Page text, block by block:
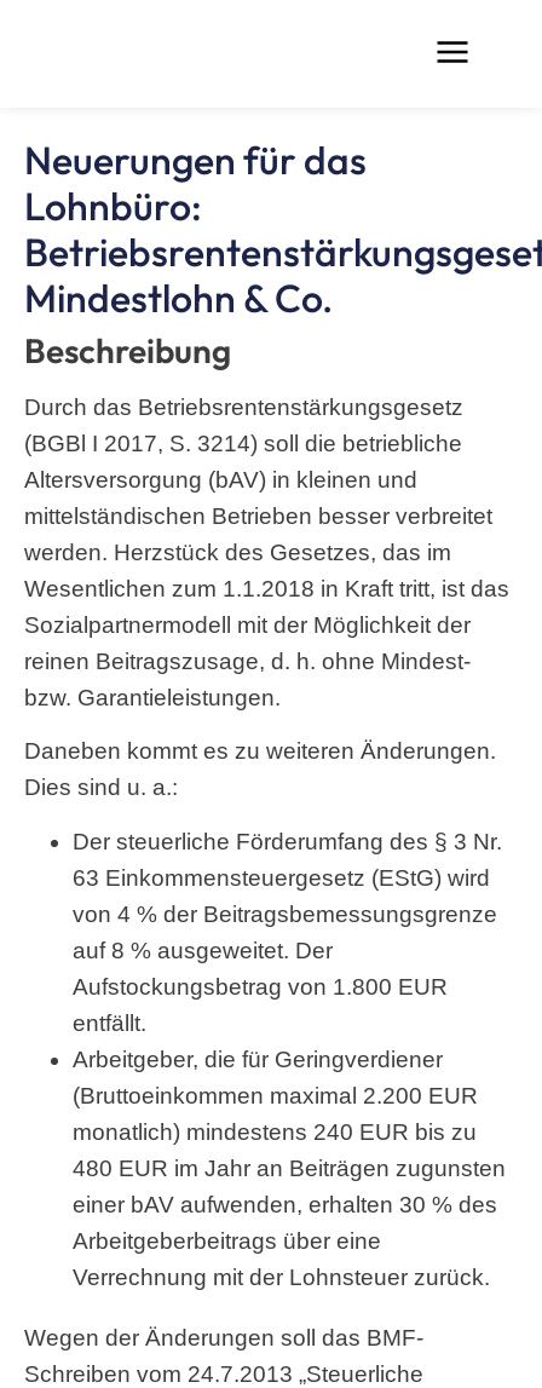
Neuerungen für das
Lohnbüro:
Mindestlohn & Co.
Beschreibung
Durch das Betriebsrentenstärkungsgesetz
(BGBl I 2017, S. 3214) soll die betriebliche
Altersversorgung (bAV) in kleinen und
mittelständischen Betrieben besser verbreitet
werden. Herzstück des Gesetzes, das im
Wesentlichen zum 1.1.2018 in Kraft tritt, ist das
Sozialpartnermodell mit der Möglichkeit der
reinen Beitragszusage, d. h. ohne Mindest-
bzw. Garantieleistungen.
Daneben kommt es zu weiteren Änderungen.
Dies sind u. a.:
Der steuerliche Förderumfang des § 3 Nr.
63 Einkommensteuergesetz (EStG) wird
von 4 % der Beitragsbemessungsgrenze
auf 8 % ausgeweitet. Der
Aufstockungsbetrag von 1.800 EUR
entfällt.
Arbeitgeber, die für Geringverdiener
(Bruttoeinkommen maximal 2.200 EUR
monatlich) mindestens 240 EUR bis zu
480 EUR im Jahr an Beiträgen zugunsten
einer bAV aufwenden, erhalten 30 % des
Arbeitgeberbeitrags über eine
Verrechnung mit der Lohnsteuer zurück.
Wegen der Änderungen soll das BMF-
Schreiben vom 24.7.2013 „Steuerliche